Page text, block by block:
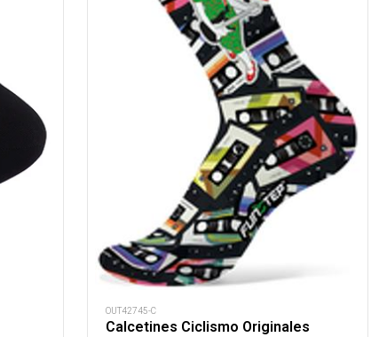
OUT42745-C
Calcetines Ciclismo Originales